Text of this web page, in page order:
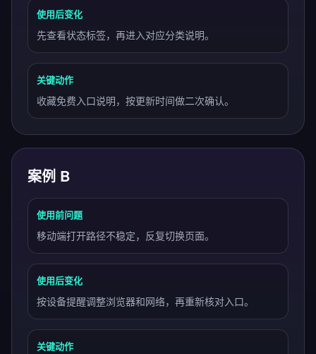
使用后变化
先查看状态标签，再进入对应分类说明。
关键动作
收藏免费入口说明，按更新时间做二次确认。
案例 B
使用前问题
移动端打开路径不稳定，反复切换页面。
使用后变化
按设备提醒调整浏览器和网络，再重新核对入口。
关键动作